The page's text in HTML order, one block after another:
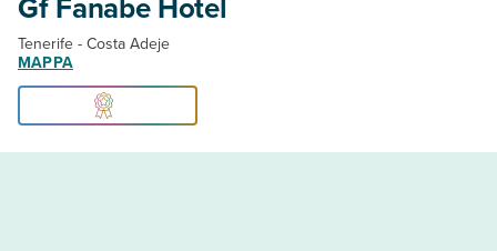
Tenerife - Costa Adeje
MAPPA